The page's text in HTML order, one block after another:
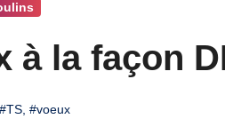
à la façon
#TS #voeux